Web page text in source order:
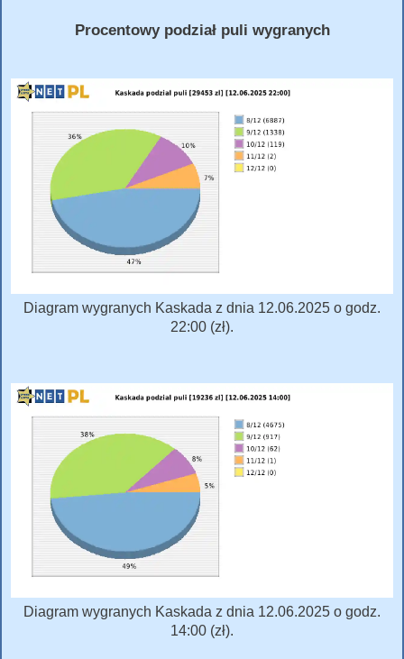
Procentowy podział puli wygranych
Diagram wygranych Kaskada z dnia 12.06.2025 o godz.
22:00 (zł).
Diagram wygranych Kaskada z dnia 12.06.2025 o godz.
14:00 (zł).